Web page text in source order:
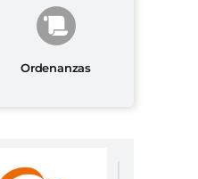
Ordenanzas